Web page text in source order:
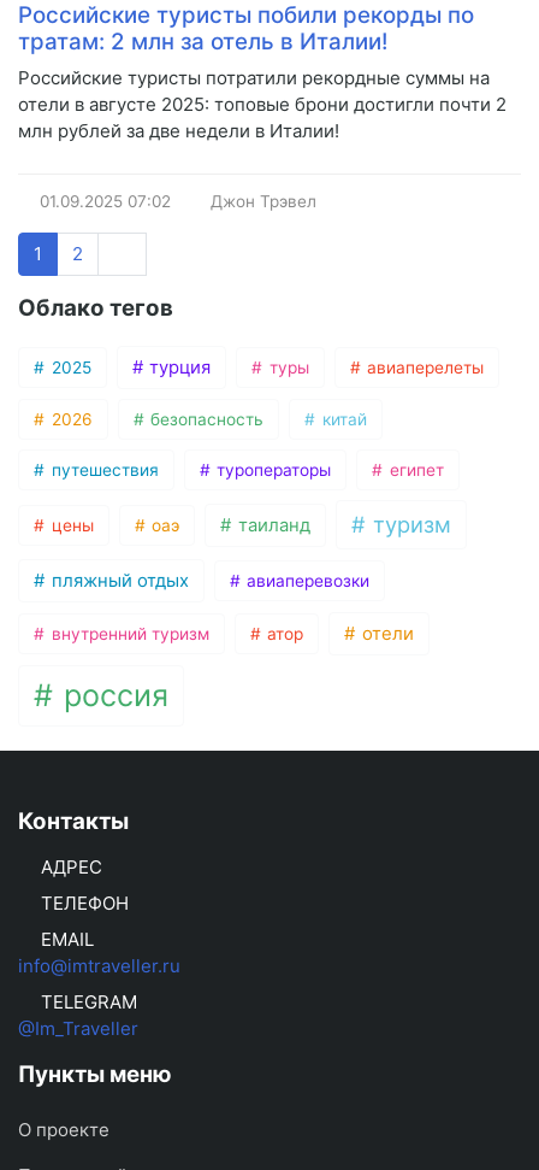
Российские туристы побили рекорды по
тратам: 2 млн за отель в Италии!
Российские туристы потратили рекордные суммы на
отели в августе 2025: топовые брони достигли почти 2
млн рублей за две недели в Италии!
01.09.2025 07:02 Джон Трэвел
1 2
Облако тегов
2025 турция туры авиаперелеты
2026 безопасность китай
путешествия туроператоры египет
цены оаэ таиланд туризм
пляжный отдых авиаперевозки
внутренний туризм атор отели
россия
Контакты
АДРЕС
ТЕЛЕФОН
EMAIL
info@imtraveller.ru
TELEGRAM
@Im_Traveller
Пункты меню
О проекте